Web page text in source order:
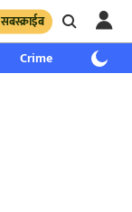
सबस्क्राईब
Crime साप्ताहिक